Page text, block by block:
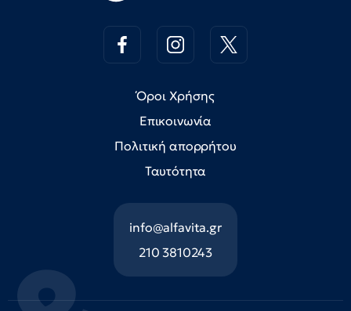
Όροι Χρήσης
Επικοινωνία
Πολιτική απορρήτου
Ταυτότητα
info@alfavita.gr
210 3810243